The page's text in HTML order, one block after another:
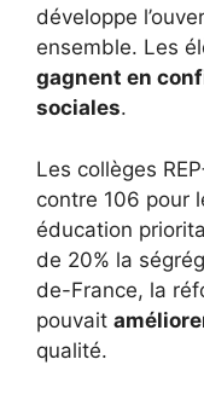
développe
ensemble. Les
gagnent en
sociales.
Les collèges
contre 106 pour
éducation
de 20% la
de-France, la
pouvait
qualité.